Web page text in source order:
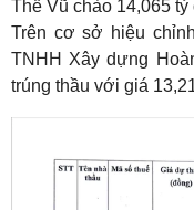
Thế Vũ chào 14,065 tỷ
Trên cơ sở hiệu
TNHH Xây dựng
trúng thầu với giá